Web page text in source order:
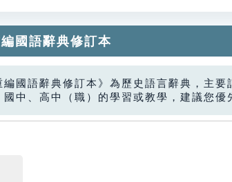
國語辭典修訂本
編國語辭典修訂本》為歷史語言辭典，主
國中、高中（職）的學習或教學，建議您